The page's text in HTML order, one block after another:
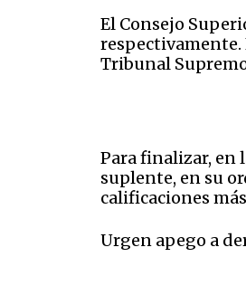
El Consejo
respectivamente.
Tribunal
Para finalizar, en
suplente, en su
calificaciones
Urgen apego a